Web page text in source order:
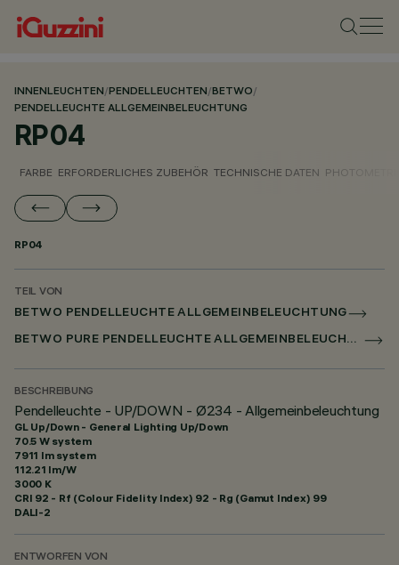
INNENLEUCHTEN/PENDELLEUCHTEN/BETWO/
PENDELLEUCHTE ALLGEMEINBELEUCHTUNG
RP04
FARBE ERFORDERLICHES ZUBEHÖR TECHNISCHE DATEN
RP04
TEIL VON
BETWO PENDELLEUCHTE ALLGEMEINBELEUCHTUNG
BETWO PURE PENDELLEUCHTE ALLGEMEINBELEUCHTUNG
BESCHREIBUNG
Pendelleuchte - UP/DOWN - Ø234 - Allgemeinbeleuchtung
GL Up/Down - General Lighting Up/Down
70.5 W system
7911 lm system
112.21 lm/W
3000 K
CRI 92 - Rf (Colour Fidelity Index) 92 - Rg (Gamut Index) 99
DALI-2
ENTWORFEN VON